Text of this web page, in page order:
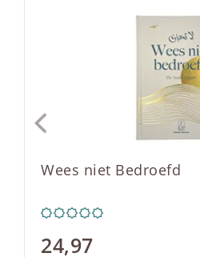
Wees niet Bedroefd
24,97